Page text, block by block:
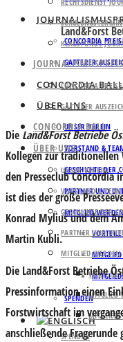
CONCORDIA
GATTERER
CONCORDIA BALL
ÜBER UNS
UNSER VEREIN
VORSTAND &
GESCHICHTE DER
PARTNER UND
MITGLIED
SPENDEN
KLAGSFONDS
CONCORDIA PREISE
GATTERER
CONCORDIA BALL
ÜBER UNS
UNSER VEREIN
VORSTAND & TEAM
GESCHICHTE DER
PARTNER UND
MITGLIED WERDEN
VORTEILE
MITGLIED
SPENDEN
Land&Forst
Die Land&Forst Betriebe
Kollegen zur
den Presseclub Concordia
ist dies der große
Konrad Myliusund dem
Martin Kubli.
Die Land&Forst Betriebe
Pressinformation einen
Forstwirtschaft im
anschließende